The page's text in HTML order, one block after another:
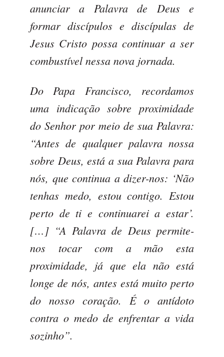
anunciar a Palavra de Deus e
formar discípulos e discípulas de
Jesus Cristo possa continuar a ser
combustível nessa nova jornada.
Do Papa Francisco, recordamos
uma indicação sobre proximidade
do Senhor por meio de sua Palavra:
“Antes de qualquer palavra nossa
sobre Deus, está a sua Palavra para
nós, que continua a dizer-nos: ‘Não
tenhas medo, estou contigo. Estou
perto de ti e continuarei a estar’.
[…] “A Palavra de Deus permite-
nos tocar com a mão esta
proximidade, já que ela não está
longe de nós, antes está muito perto
do nosso coração. É o antídoto
contra o medo de enfrentar a vida
sozinho”.